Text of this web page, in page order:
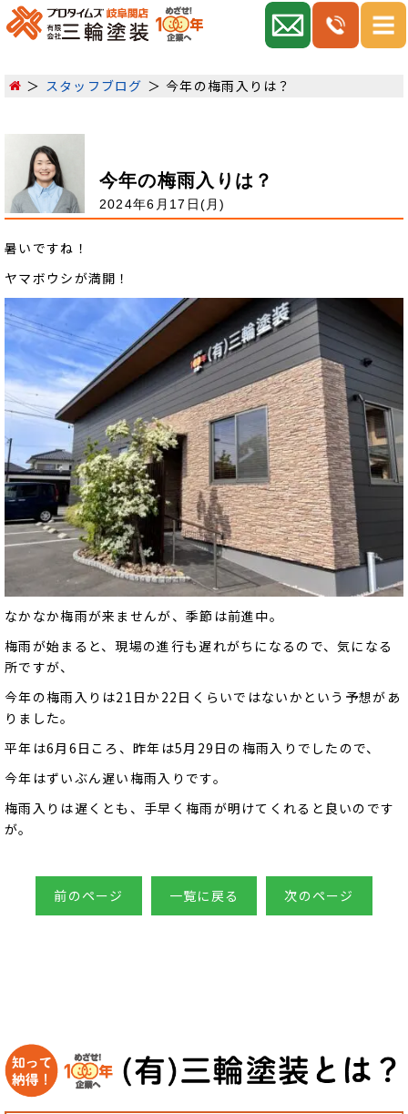
スタッフブログ 今年の梅雨入りは？
今年の梅雨入りは？
2024年6月17日(月)
暑いですね！
ヤマボウシが満開！
なかなか梅雨が来ませんが、季節は前進中。
梅雨が始まると、現場の進行も遅れがちになるので、気になる
所ですが、
今年の梅雨入りは21日か22日くらいではないかという予想があ
りました。
平年は6月6日ころ、昨年は5月29日の梅雨入りでしたので、
今年はずいぶん遅い梅雨入りです。
梅雨入りは遅くとも、手早く梅雨が明けてくれると良いのです
が。
前のページ 一覧に戻る 次のページ